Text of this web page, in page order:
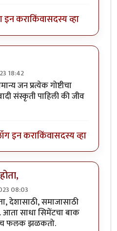
इन कराकिंवासदस्य व्हा
18:42
काळातीलbyसर टोबी
जन प्रत्येक गोष्टीचा
संस्कृती पाहिली की जीव
इन कराकिंवासदस्य व्हा
08:03
काळातीलbyसर टोबी
देशासाठी, समाजासाठी
आता साधा सिमेंटचा बाक
फलक झळकतो.